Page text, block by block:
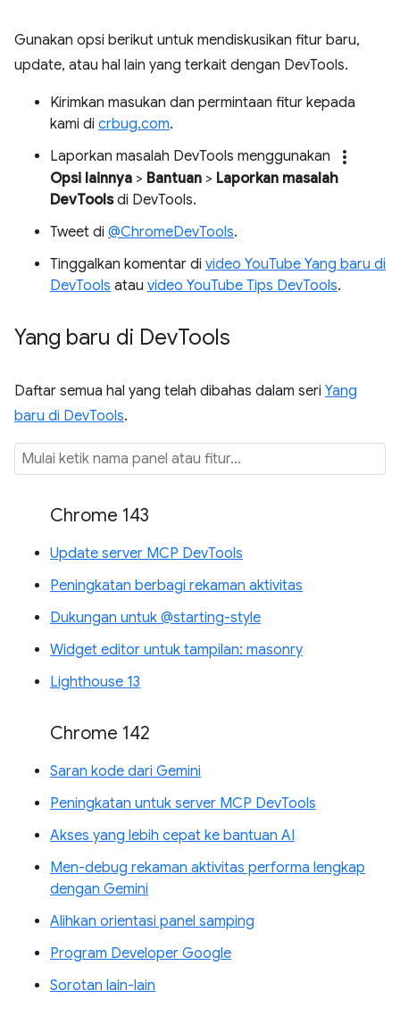
Gunakan opsi berikut untuk mendiskusikan fitur baru,
update, atau hal lain yang terkait dengan DevTools.
Kirimkan masukan dan permintaan fitur kepada
kami di crbug.com.
Laporkan masalah DevTools menggunakan
more_vert
Opsi lainnya > Bantuan > Laporkan masalah
DevToolsdi DevTools.
Tweet di @ChromeDevTools.
Tinggalkan komentar di video YouTube Yang baru di
DevTools atau video YouTube Tips DevTools.
Yang baru di DevTools
Daftar semua hal yang telah dibahas dalam seri Yang
baru di DevTools.
Chrome 143
Update server MCP DevTools
Peningkatan berbagi rekaman aktivitas
Dukungan untuk @starting-style
Widget editor untuk tampilan: masonry
Lighthouse 13
Chrome 142
Saran kode dari Gemini
Peningkatan untuk server MCP DevTools
Akses yang lebih cepat ke bantuan AI
Men-debug rekaman aktivitas performa lengkap
dengan Gemini
Alihkan orientasi panel samping
Program Developer Google
Sorotan lain-lain